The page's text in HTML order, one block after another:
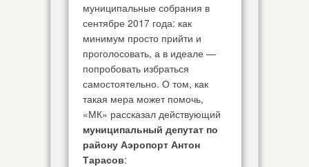
муниципальные собрания в
сентябре 2017 года: как
минимум просто прийти и
проголосовать, а в идеале —
попробовать избраться
самостоятельно. О том, как
такая мера может помочь,
«МК» рассказал действующий
муниципальный депутат по
району Аэропорт Антон
Тарасов: